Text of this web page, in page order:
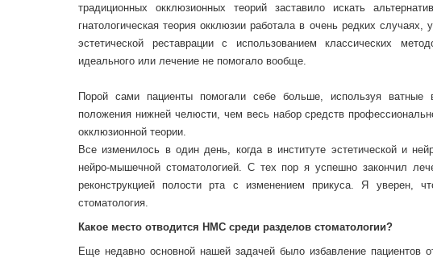
традиционных окклюзионных теорий заставило искать
гнатологическая теория окклюзии работала в очень редких
эстетической реставрации с использованием классических
идеального или лечение не помогало вообще.
Порой сами пациенты помогали себе больше, используя
положения нижней челюсти, чем весь набор средств
окклюзионной теории.
Все изменилось в один день, когда в институте эстетической и
нейро-мышечной стоматологией. С тех пор я успешно закончил
реконструкцией полости рта с изменением прикуса. Я уверен,
стоматология.
Какое место отводится НМС среди разделов стоматологии?
Еще недавно основной нашей задачей было избавление пациентов